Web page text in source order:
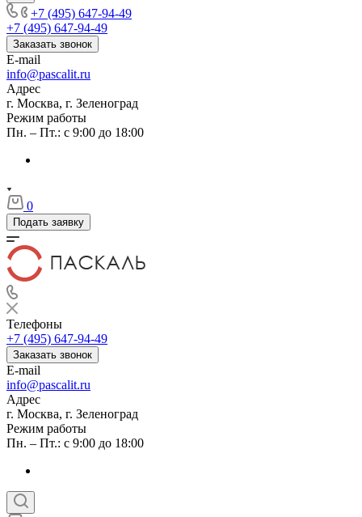
+7 (495) 647-94-49
+7 (495) 647-94-49
Заказать звонок
E-mail
info@pascalit.ru
Адрес
г. Москва, г. Зеленоград
Режим работы
Пн. – Пт.: с 9:00 до 18:00
0
Подать заявку
Телефоны
+7 (495) 647-94-49
Заказать звонок
E-mail
info@pascalit.ru
Адрес
г. Москва, г. Зеленоград
Режим работы
Пн. – Пт.: с 9:00 до 18:00